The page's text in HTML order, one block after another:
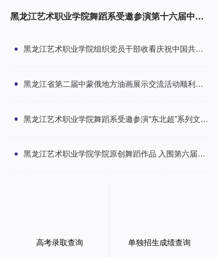
黑龙江艺术职业学院舞蹈系受邀参演第十六届中俄
黑龙江艺术职业学院组织党员干部收看庆祝中国共产
党成立105周年大会
黑龙江省第二届中蒙俄地方油画展示交流活动顺利启
幕
黑龙江艺术职业学院舞蹈系受邀参演“东北超”系列文艺
活动彰显龙江艺韵
黑龙江艺术职业学院学院原创舞蹈作品 入围第六届荷
高考录取查询 单独招生成绩查询